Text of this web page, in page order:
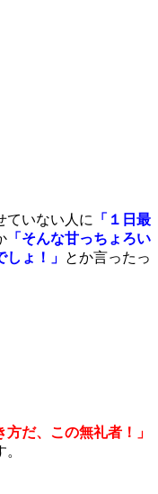
ていない人に 「１日最
「そんな甘っちょろい
ょ！」 とか言ったっ
だ、この無礼者！」